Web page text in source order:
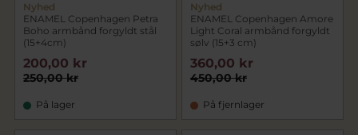
Nyhed
ENAMEL Copenhagen Petra
Boho armbånd forgyldt stål
(15+4cm)
250,00 kr
200,00 kr
På lager
Nyhed
ENAMEL Copenhagen Amore
Light Coral armbånd forgyldt
sølv (15+3 cm)
450,00 kr
360,00 kr
På fjernlager